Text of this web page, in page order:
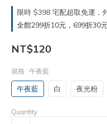
限時 $398 宅配超取免運，
全館299折10元，699折30
NT$120
規格 : 午夜藍
午夜藍 白 夜光粉
Quantity